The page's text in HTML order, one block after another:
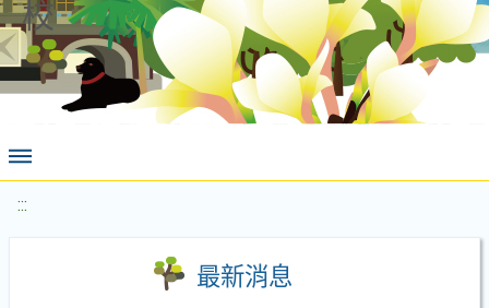
校
:::
最新消息